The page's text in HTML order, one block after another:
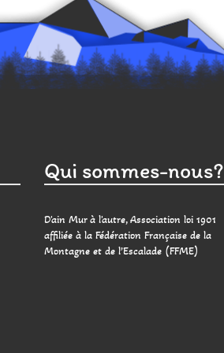
Qui sommes-nous?
D'ain Mur à l'autre, Association loi 1901
affiliée à la Fédération Française de la
Montagne et de l’Escalade (FFME)